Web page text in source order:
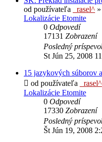
od používateľa
_rasel^ »
Lokalizácie Etomite
0 Odpovedí
17131 Zobrazení
Posledný
St Jún 25, 2008
15 jazykových súborov
od používateľa
_rasel^
Lokalizácie Etomite
0 Odpovedí
17330 Zobrazení
Posledný
Št Jún 19, 2008